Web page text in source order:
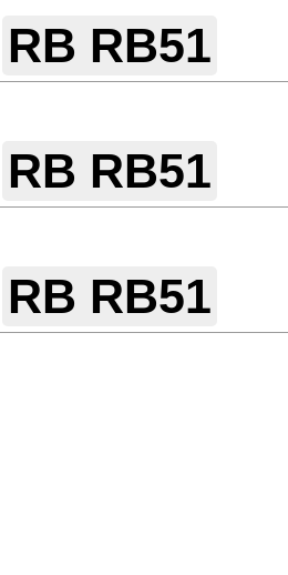
RB RB51
RB RB51
RB RB51